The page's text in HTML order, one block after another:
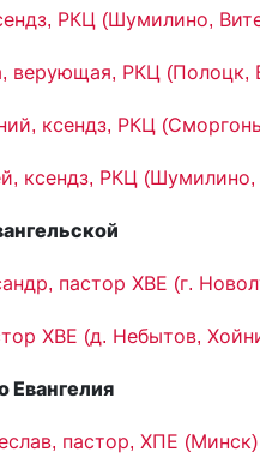
РКЦ (Шумилино,
верующая, РКЦ (Полоцк,
ксендз, РКЦ
ксендз, РКЦ (Шумилино,
пастор ХВЕ (г.
ХВЕ (д. Небытов,
Евангелия
пастор, ХПЕ (Минск)